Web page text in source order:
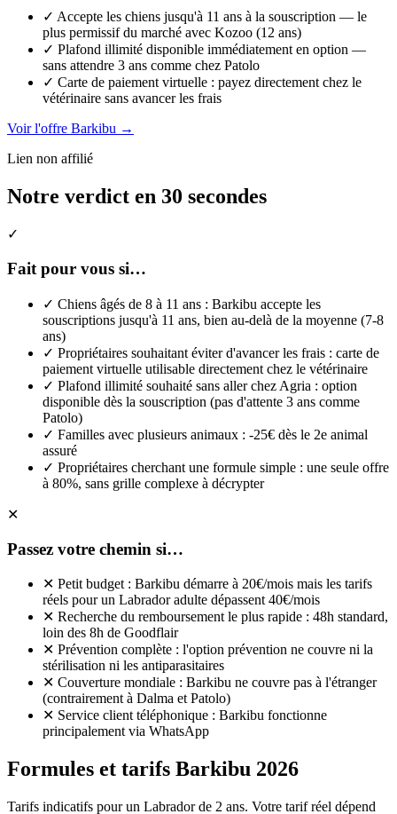
✓ Accepte les chiens jusqu'à 11 ans à la souscription — le
plus permissif du marché avec Kozoo (12 ans)
✓ Plafond illimité disponible immédiatement en option —
sans attendre 3 ans comme chez Patolo
✓ Carte de paiement virtuelle : payez directement chez le
vétérinaire sans avancer les frais
Voir l'offre Barkibu →
Lien non affilié
Notre verdict en 30 secondes
✓
Fait pour vous si…
✓ Chiens âgés de 8 à 11 ans : Barkibu accepte les
souscriptions jusqu'à 11 ans, bien au-delà de la moyenne (7-8
ans)
✓ Propriétaires souhaitant éviter d'avancer les frais : carte de
paiement virtuelle utilisable directement chez le vétérinaire
✓ Plafond illimité souhaité sans aller chez Agria : option
disponible dès la souscription (pas d'attente 3 ans comme
Patolo)
✓ Familles avec plusieurs animaux : -25€ dès le 2e animal
assuré
✓ Propriétaires cherchant une formule simple : une seule offre
à 80%, sans grille complexe à décrypter
✕
Passez votre chemin si…
✕ Petit budget : Barkibu démarre à 20€/mois mais les tarifs
réels pour un Labrador adulte dépassent 40€/mois
✕ Recherche du remboursement le plus rapide : 48h standard,
loin des 8h de Goodflair
✕ Prévention complète : l'option prévention ne couvre ni la
stérilisation ni les antiparasitaires
✕ Couverture mondiale : Barkibu ne couvre pas à l'étranger
(contrairement à Dalma et Patolo)
✕ Service client téléphonique : Barkibu fonctionne
principalement via WhatsApp
Formules et tarifs Barkibu 2026
Tarifs indicatifs pour un Labrador de 2 ans. Votre tarif réel dépend